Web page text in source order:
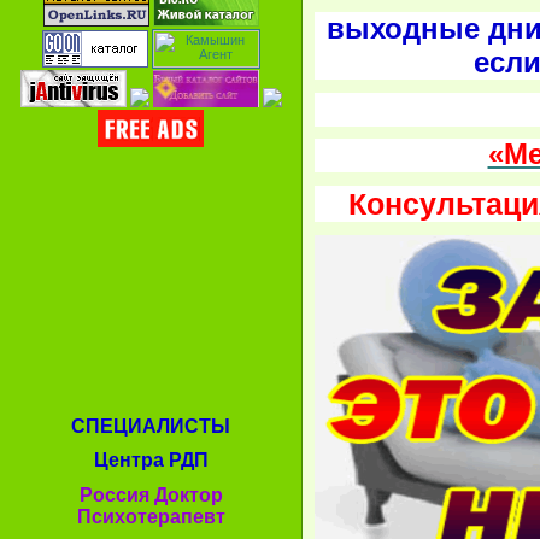
СПЕЦИАЛИСТЫ
Центра РДП
Россия Доктор
Психотерапевт
выходные